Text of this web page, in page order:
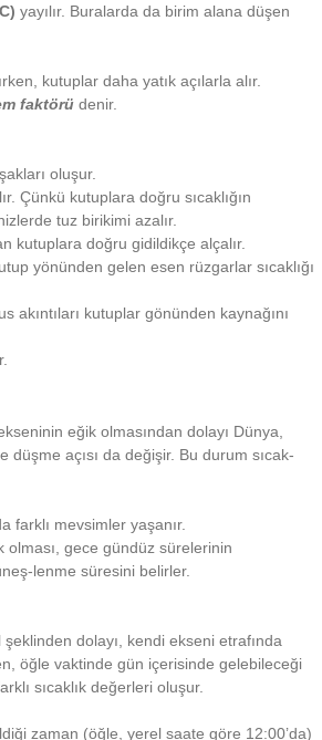
yayılır. Buralarda da birim alana düşen
kutuplar daha yatık açılarla alır.
faktörü denir.
oluşur.
Çünkü kutuplara doğru sıcaklığın
tuz birikimi azalır.
kutuplara doğru gidildikçe alçalır.
yönünden gelen esen rüzgarlar sıcaklığı
akıntıları kutuplar gönünden kaynağını
eğik olmasından dolayı Dünya,
düşme açısı da değişir. Bu durum sıcak-
farklı mevsimler yaşanır.
olması, gece gündüz sürelerinin
lenme süresini belirler.
şeklinden dolayı, kendi ekseni etrafında
öğle vaktinde gün içerisinde gelebileceği
sıcaklık değerleri oluşur.
zaman (öğle, yerel saate göre 12:00’da)